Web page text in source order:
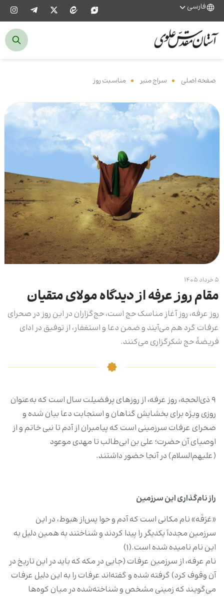
فارسی
صفحه اصلی سراج منیر مناسبت روز
۵ خرداد ۱۴۰۵
مقام روز عرفه از دیدگاه مولای متقیان
روز عرفه، روز آغاز مناسک حج است، حج‌گزاران در این روز در صحرای
عرفات گرد هم می‌آیند و ضمن دعا و استغفار، از توفیق در ادای
فریضۀ حج شکرگزاری می‌کنند.
۹ ذی‌الحجه، روز عرفه، از روزهای پرفضیلت سال است که به‌عنوان
روزی ویژه برای بخشایش گناهان و استجابت دعا بیان شده و
صحرای عرفات سرزمینی است که پیامبران از آدم تا نبی خاتم و از
اوصیای آن حضرت؛ علی بن ابی‌طالب تا مهدی موعود
(علیهم‌السلام) در آنجا حضور داشتند.
راز نام‌گذاری این سرزمین
«عَرَفَه» نام مکانی است که آدم و حوا پس‌از هبوط، در این
سرزمین مجدداً یکدیگر را پیدا کردند و شناختند به همین دلیل به
این نام نامیده شده است.(۱)
نام عرفه، از سرزمین عرفات (جایی در مکه که باید در این تاریخ در
آن وقوف کرد) گرفته شده و گفته‌اند عرفات را به این دلیل عرفات
می‌گویند که زمینی مشخص و شناخته‌شده در میان کوه‌ها